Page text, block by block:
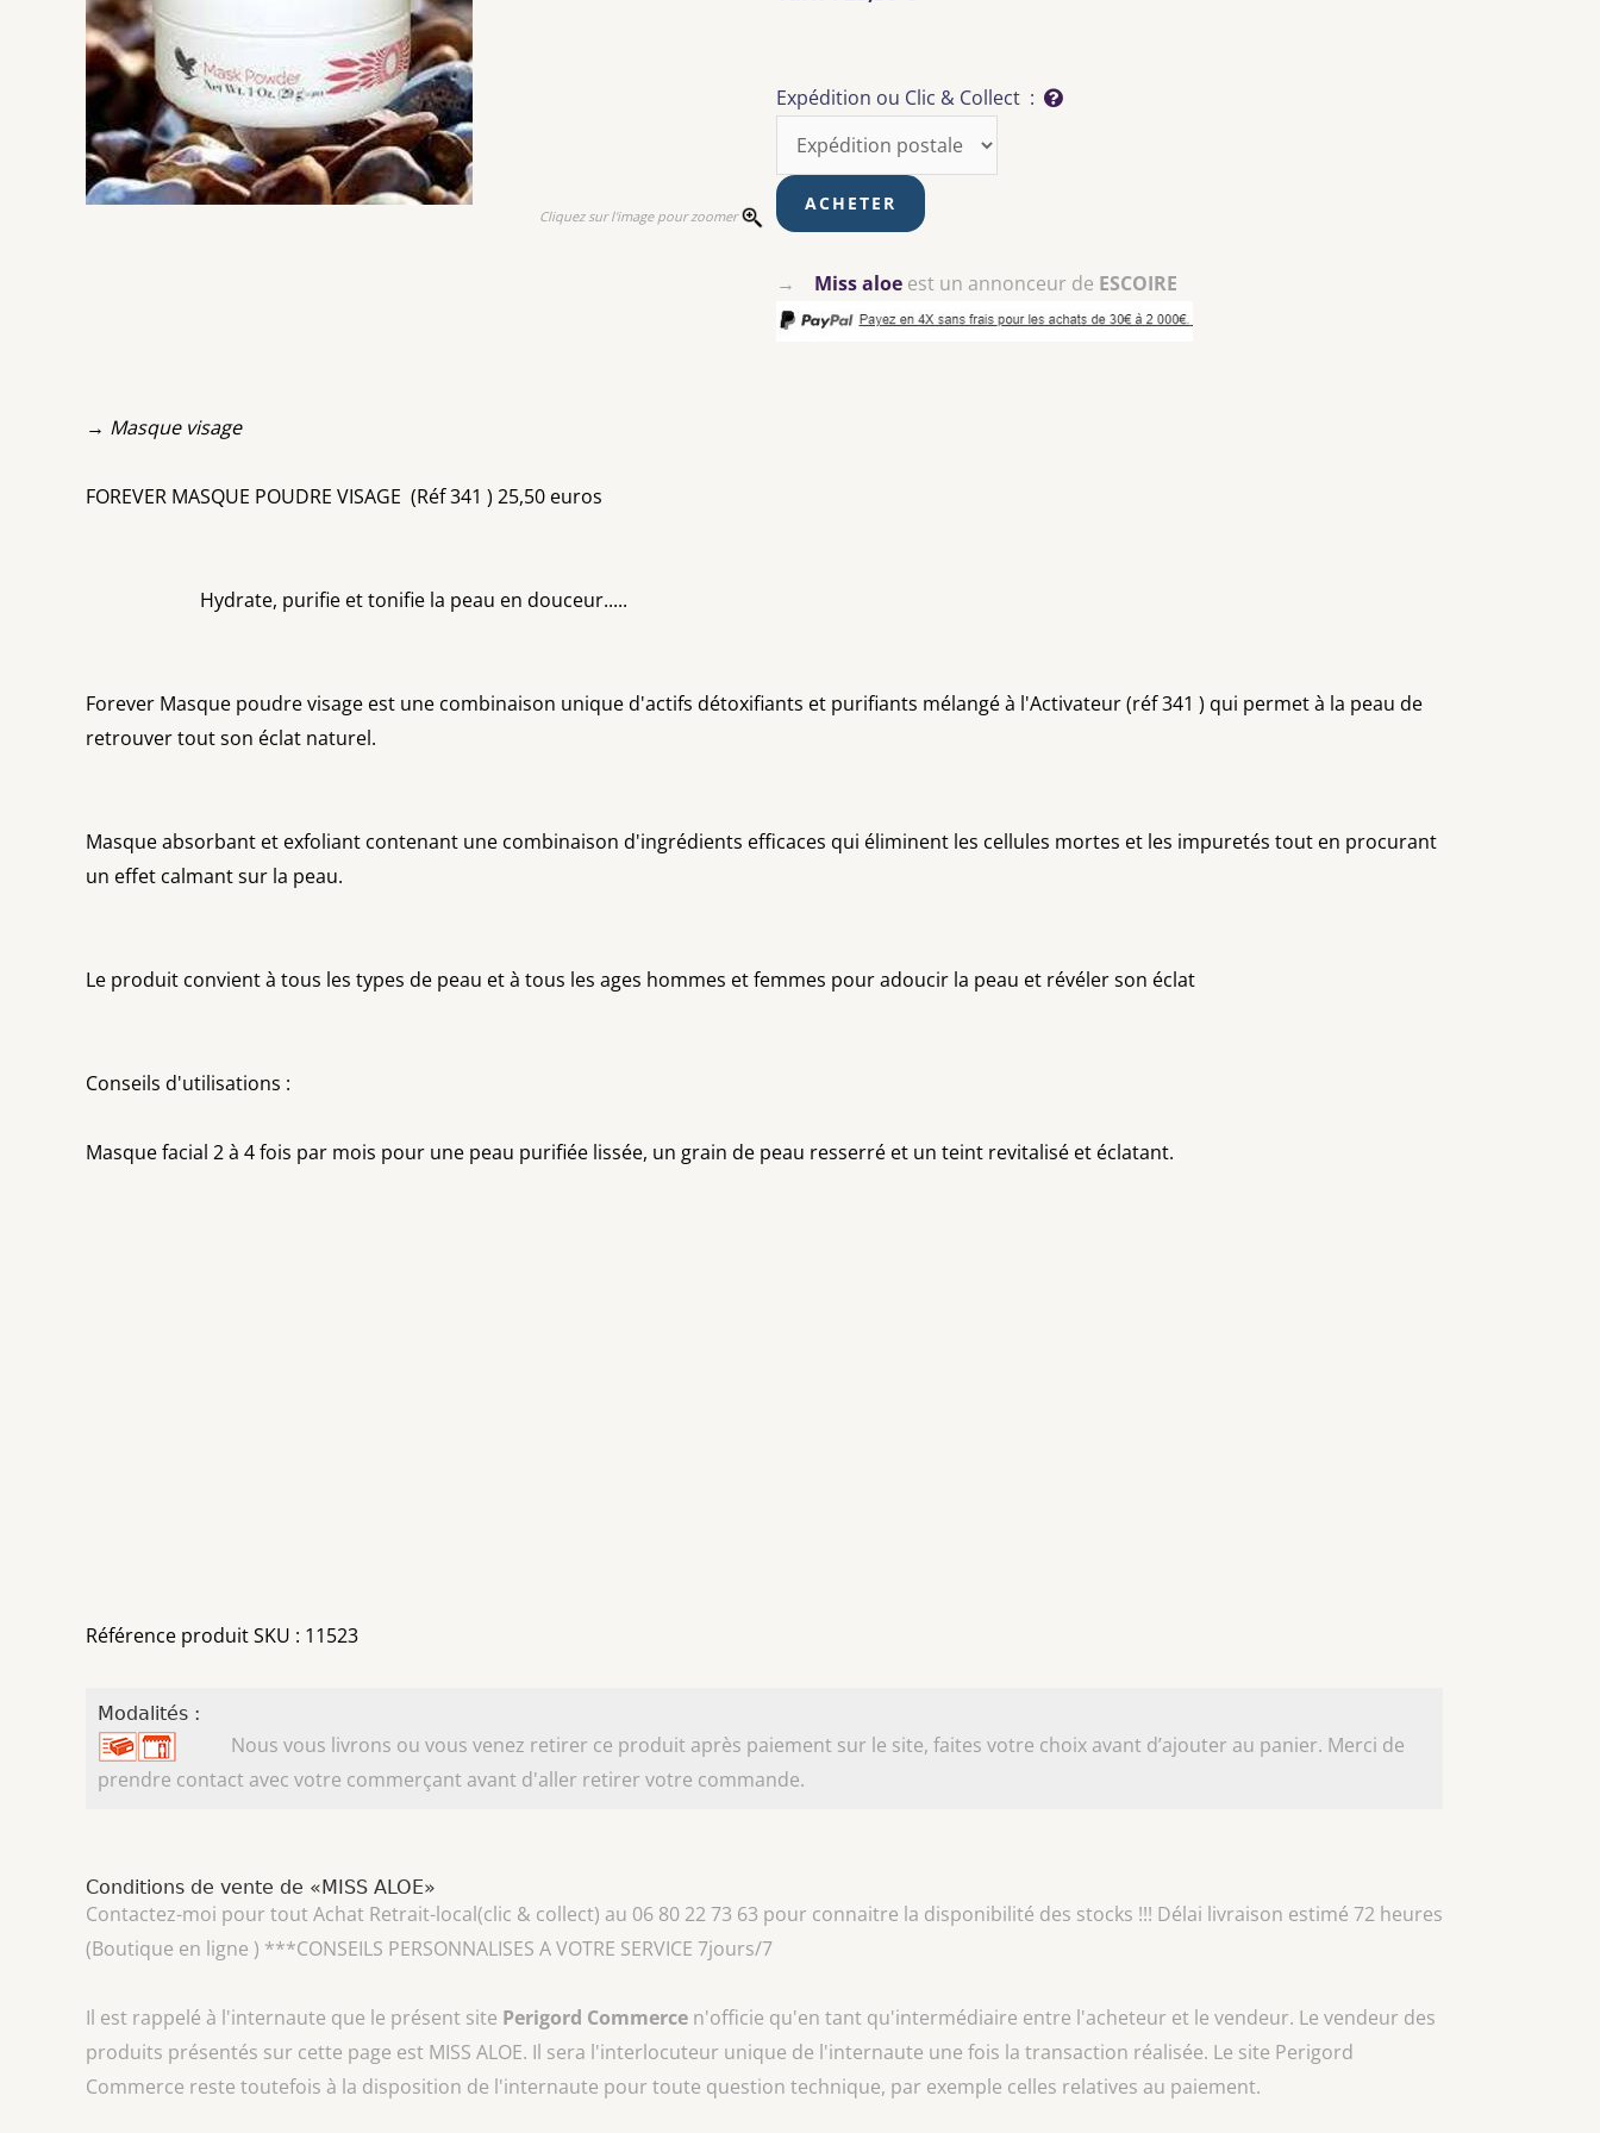
Cliquez sur l'image pour zoomer
Expédition ou Clic & Collect :
→ Miss aloe est un annonceur de ESCOIRE
→ Masque visage
FOREVER MASQUE POUDRE VISAGE (Réf 341 ) 25,50 euros
Hydrate, purifie et tonifie la peau en douceur.....
Forever Masque poudre visage est une combinaison unique d'actifs détoxifiants et purifiants mélangé à l'Activateur (réf 341 ) qui permet à la peau de
retrouver tout son éclat naturel.
Masque absorbant et exfoliant contenant une combinaison d'ingrédients efficaces qui éliminent les cellules mortes et les impuretés tout en procurant
un effet calmant sur la peau.
Le produit convient à tous les types de peau et à tous les ages hommes et femmes pour adoucir la peau et révéler son éclat
Conseils d'utilisations :
Masque facial 2 à 4 fois par mois pour une peau purifiée lissée, un grain de peau resserré et un teint revitalisé et éclatant.
Référence produit SKU : 11523
Modalités :
Nous vous livrons ou vous venez retirer ce produit après paiement sur le site, faites votre choix avant d’ajouter au panier. Merci de
prendre contact avec votre commerçant avant d'aller retirer votre commande.
Conditions de vente de «MISS ALOE»
Contactez-moi pour tout Achat Retrait-local(clic & collect) au 06 80 22 73 63 pour connaitre la disponibilité des stocks !!! Délai livraison estimé 72 heures
(Boutique en ligne ) ***CONSEILS PERSONNALISES A VOTRE SERVICE 7jours/7
Il est rappelé à l'internaute que le présent site Perigord Commerce n'officie qu'en tant qu'intermédiaire entre l'acheteur et le vendeur. Le vendeur des
produits présentés sur cette page est MISS ALOE. Il sera l'interlocuteur unique de l'internaute une fois la transaction réalisée. Le site Perigord
Commerce reste toutefois à la disposition de l'internaute pour toute question technique, par exemple celles relatives au paiement.